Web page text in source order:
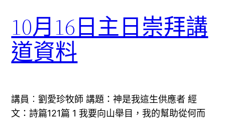
10月16日主日崇拜講
道資料
講員︰劉愛珍牧師 講題：神是我這生供應者 經
文：詩篇121篇 1 我要向山舉目，我的幫助從何而